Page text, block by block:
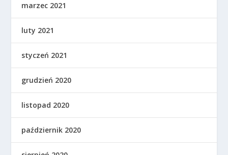
marzec 2021
luty 2021
styczeń 2021
grudzień 2020
listopad 2020
październik 2020